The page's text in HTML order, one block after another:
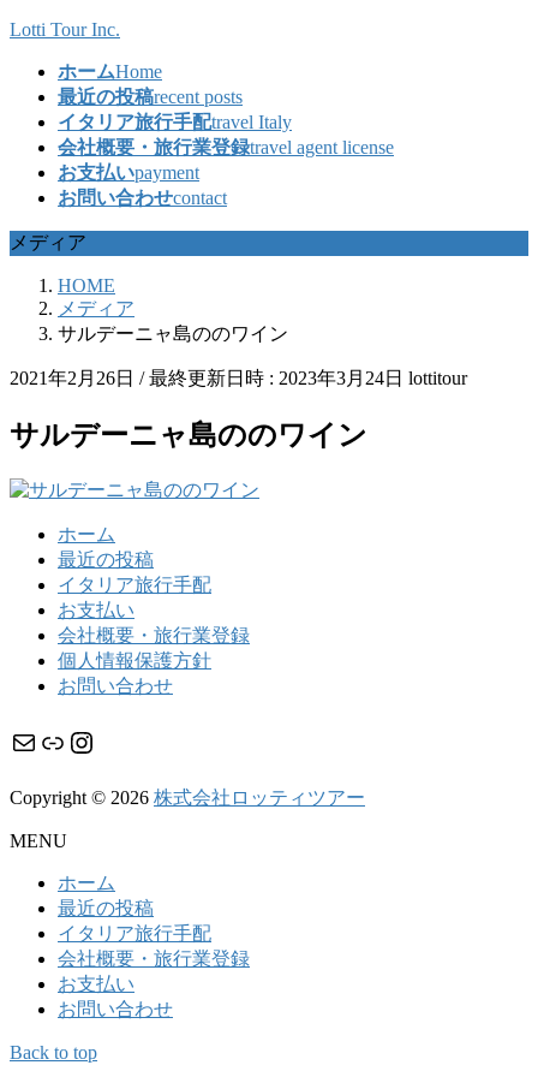
コ
ッ
プ
ナ
移
動
Lotti Tour Inc.
ホームHome
最近の投稿recent posts
イタリア旅行手配travel Italy
会社概要・旅行業登録travel agent license
お支払いpayment
お問い合わせcontact
メディア
HOME
メディア
サルデーニャ島ののワイン
2021年2月26日 / 最終更新日時 : 2023年3月24日 lottitour
サルデーニャ島ののワイン
ホーム
最近の投稿
イタリア旅行手配
お支払い
会社概要・旅行業登録
個人情報保護方針
お問い合わせ
メール リンク Instagram
Copyright © 2026 株式会社ロッティツアー
MENU
ホーム
最近の投稿
イタリア旅行手配
会社概要・旅行業登録
お支払い
お問い合わせ
Back to top